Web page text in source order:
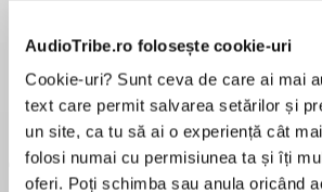
AudioTribe.ro folosește cookie-uri
Cookie-uri? Sunt ceva de care ai mai
text care permit salvarea setărilor și
un site, ca tu să ai o experiență cât
folosi numai cu permisiunea ta și îți
oferi. Poți schimba sau anula oricând
Pădurea norvegiană
Haruki Murakami
Hamnet
Maggie O'Farrell